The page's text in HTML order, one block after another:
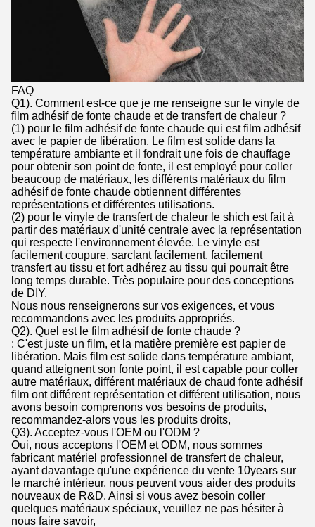
FAQ
Q1). Comment est-ce que je me renseigne sur le vinyle de
film adhésif de fonte chaude et de transfert de chaleur ?
(1) pour le film adhésif de fonte chaude qui est film adhésif
avec le papier de libération. Le film est solide dans la
température ambiante et il fondrait une fois de chauffage
pour obtenir son point de fonte, il est employé pour coller
beaucoup de matériaux, les différents matériaux du film
adhésif de fonte chaude obtiennent différentes
représentations et différentes utilisations.
(2) pour le vinyle de transfert de chaleur le shich est fait à
partir des matériaux d'unité centrale avec la représentation
qui respecte l'environnement élevée. Le vinyle est
facilement coupure, sarclant facilement, facilement
transfert au tissu et fort adhérez au tissu qui pourrait être
long temps durable. Très populaire pour des conceptions
de DIY.
Nous nous renseignerons sur vos exigences, et vous
recommandons avec les produits appropriés.
Q2). Quel est le film adhésif de fonte chaude ?
: C'est juste un film, et la matière première est papier de
libération. Mais film est solide dans température ambiant,
quand atteignent son fonte point, il est capable pour coller
autre matériaux, différent matériaux de chaud fonte adhésif
film ont différent représentation et différent utilisation, nous
avons besoin comprenons vos besoins de produits,
recommandez-alors vous les produits droits,
Q3). Acceptez-vous l'OEM ou l'ODM ?
Oui, nous acceptons l'OEM et ODM, nous sommes
fabricant matériel professionnel de transfert de chaleur,
ayant davantage qu'une expérience du vente 10years sur
le marché intérieur, nous peuvent vous aider des produits
nouveaux de R&D. Ainsi si vous avez besoin coller
quelques matériaux spéciaux, veuillez ne pas hésiter à
nous faire savoir,